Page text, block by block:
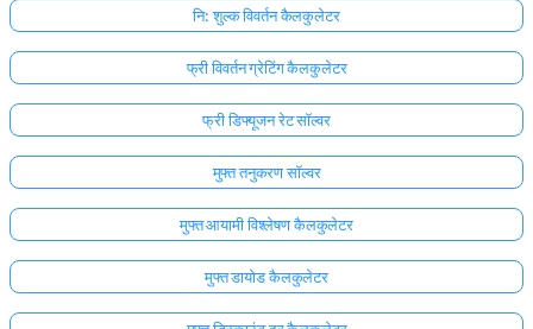
नि: शुल्क विवर्तन कैलकुलेटर
फ्री विवर्तन ग्रेटिंग कैलकुलेटर
फ्री डिफ्यूजन रेट सॉल्वर
मुफ्त तनुकरण सॉल्वर
मुफ्त आयामी विश्लेषण कैलकुलेटर
मुफ्त डायोड कैलकुलेटर